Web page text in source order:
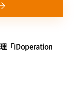
「iDoperation